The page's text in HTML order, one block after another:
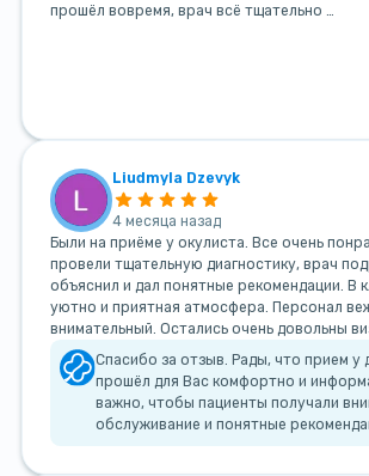
прошёл вовремя, врач всё тщательно …
Liudmyla Dzevyk
4 месяца назад
Были на приёме у окулиста. Все очень
провели тщательную диагностику, врач
объяснил и дал понятные рекомендации. В
уютно и приятная атмосфера. Персонал
внимательный. Остались очень довольны
Спасибо за отзыв. Рады, что прием у
прошёл для Вас комфортно и
важно, чтобы пациенты получали
обслуживание и понятные